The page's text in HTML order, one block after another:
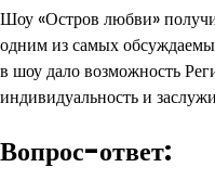
Шоу «Остров любви»
одним из самых
в шоу дало возможность
индивидуальность и
Вопрос-ответ: